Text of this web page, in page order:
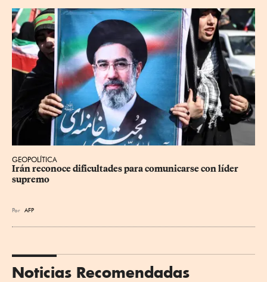
GEOPOLÍTICA
Irán reconoce dificultades para comunicarse con líder
supremo
Por AFP
Noticias Recomendadas